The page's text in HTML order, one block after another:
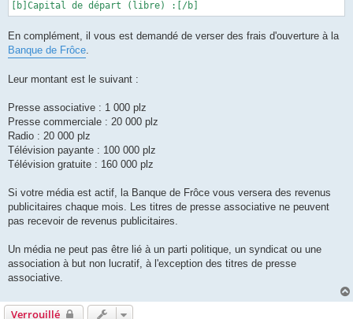
[b]Capital de départ (libre) :[/b]
En complément, il vous est demandé de verser des frais d'ouverture à la
Banque de Frôce
Leur montant est le suivant :
Presse associative : 1 000 plz
Presse commerciale : 20 000 plz
Radio : 20 000 plz
Télévision payante : 100 000 plz
Télévision gratuite : 160 000 plz
Si votre média est actif, la Banque de Frôce vous versera des revenus
publicitaires chaque mois. Les titres de presse associative ne peuvent
pas recevoir de revenus publicitaires.
Un média ne peut pas être lié à un parti politique, un syndicat ou une
association à but non lucratif, à l'exception des titres de presse
associative.
Verrouillé